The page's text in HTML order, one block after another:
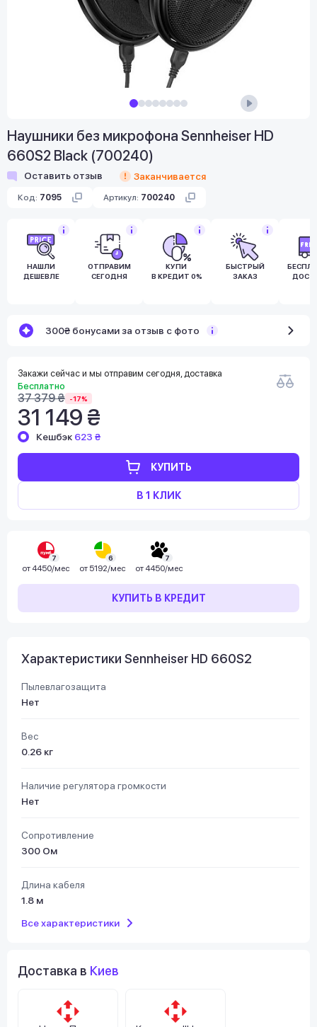
Наушники без микрофона Sennheiser HD
660S2 Black (700240)
Оставить отзыв Заканчивается
Код: 7095 Артикул: 700240
НАШЛИ
ДЕШЕВЛЕ
ОТПРАВИМ
СЕГОДНЯ
КУПИ
В КРЕДИТ 0%
БЫСТРЫЙ
ЗАКАЗ
300₴ бонусами за отзыв с фото
Закажи сейчас и мы отправим сегодня, доставка
Бесплатно
37 379 ₴ -17%
31 149 ₴
КУПИТЬ
В 1 КЛИК
Кешбэк 623 ₴
7
от 4450/мес
6
от 5192/мес
7
от 4450/мес
КУПИТЬ В КРЕДИТ
Характеристики Sennheiser HD 660S2
Пылевлагозащита
Нет
Вес
0.26 кг
Наличие регулятора громкости
Нет
Сопротивление
300 Ом
Длина кабеля
1.8 м
Все характеристики
Доставка в Киев